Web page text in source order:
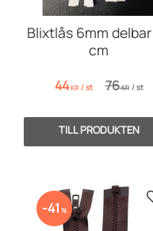
Blixtlås 6mm
cm
44KR /st 76KR /st
41 %